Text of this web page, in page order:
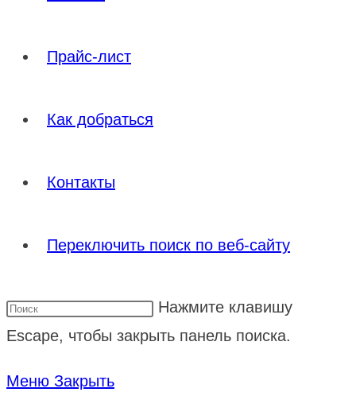
Прайс-лист
Как добраться
Контакты
Переключить поиск по веб-сайту
Нажмите клавишу
Escape, чтобы закрыть панель поиска.
Меню Закрыть